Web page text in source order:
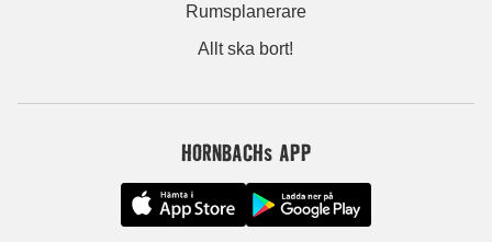
Rumsplanerare
Allt ska bort!
HORNBACHs APP